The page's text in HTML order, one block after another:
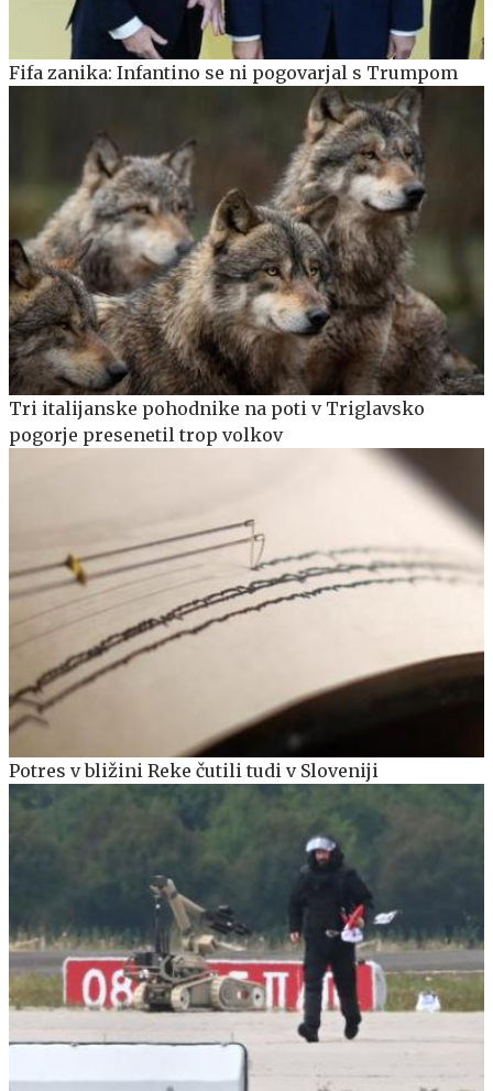
Fifa zanika: Infantino se ni pogovarjal s Trumpom
Tri italijanske pohodnike na poti v Triglavsko
pogorje presenetil trop volkov
Potres v bližini Reke čutili tudi v Sloveniji